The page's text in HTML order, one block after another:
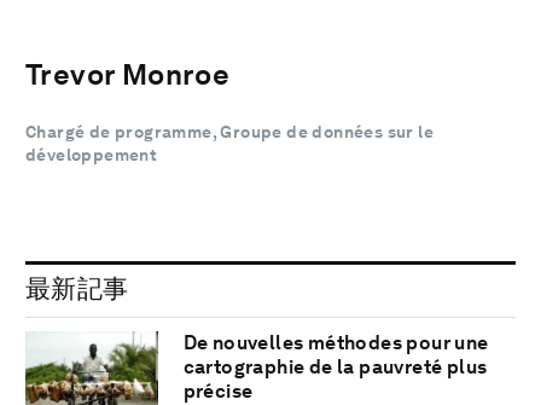
Trevor Monroe
Chargé de programme, Groupe de données sur le
développement
最新記事
De nouvelles méthodes pour une
cartographie de la pauvreté plus
précise